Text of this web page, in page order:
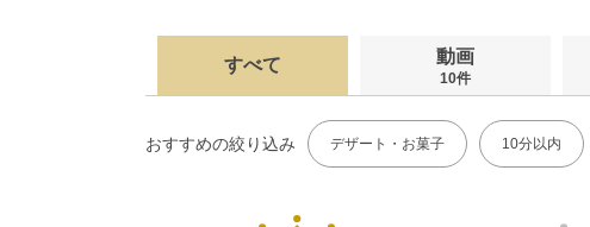
すべて 動画
10件
おすすめの絞り込み デザート・お菓子 10分以内